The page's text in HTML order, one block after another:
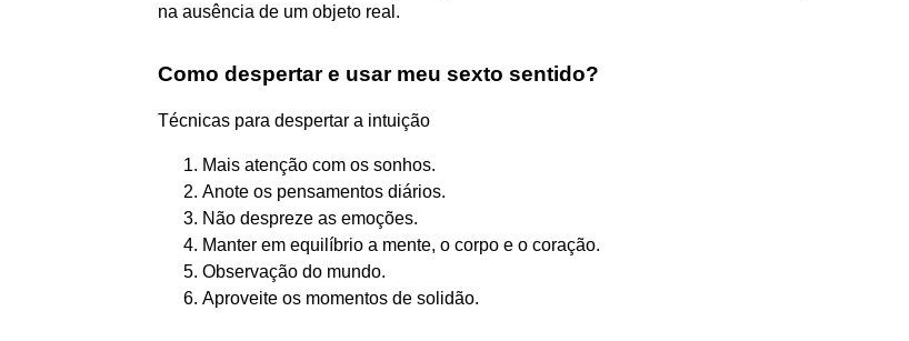
na ausência de um objeto real.
Como despertar e usar meu sexto sentido?
Técnicas para despertar a intuição
Mais atenção com os sonhos.
Anote os pensamentos diários.
Não despreze as emoções.
Manter em equilíbrio a mente, o corpo e o coração.
Observação do mundo.
Aproveite os momentos de solidão.